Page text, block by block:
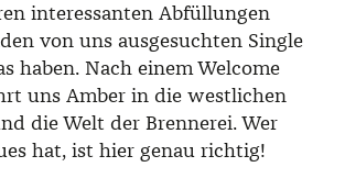
interessanten Abfüllungen
von uns ausgesuchten Single
haben. Nach einem Welcome
uns Amber in die westlichen
die Welt der Brennerei. Wer
hat, ist hier genau richtig!